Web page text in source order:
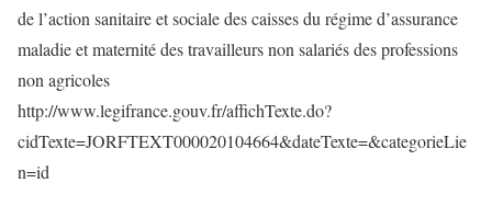
de l’action sanitaire et sociale des caisses du régime d’assurance
maladie et maternité des travailleurs non salariés des professions
non agricoles
http://www.legifrance.gouv.fr/affichTexte.do?
cidTexte=JORFTEXT000020104664&dateTexte=&categorieLie
n=id